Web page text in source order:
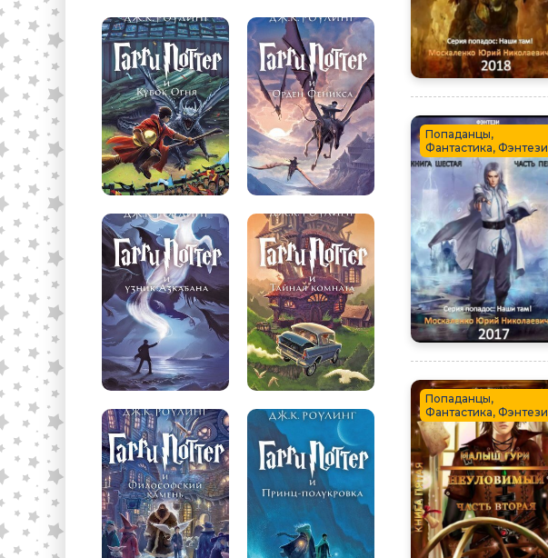
Попаданцы,
Фантастика, Фэнтези
Попаданцы,
Фантастика, Фэнтези